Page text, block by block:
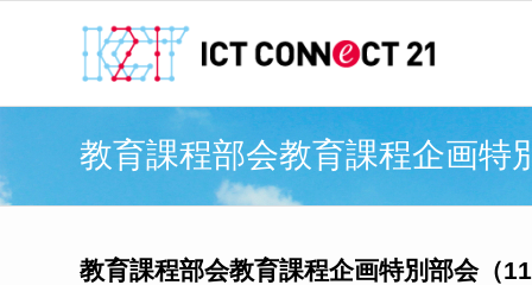
教育課程部会教育課程企画
教育課程部会教育課程企画特別部会（